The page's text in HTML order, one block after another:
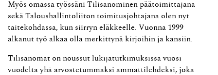
Myös omassa työssäni Tilisanominen päätoimittajana
sekä Taloushallinto­liiton toimitusjohtajana olen nyt
taitekohdassa, kun siirryn eläkkeelle. Vuonna 1999
alkanut työ alkaa olla merkittynä kirjoihin ja kansiin.
Tilisanomat on noussut lukijatutkimuksissa vuosi
vuodelta yhä arvostetummaksi ammattilehdeksi, joka